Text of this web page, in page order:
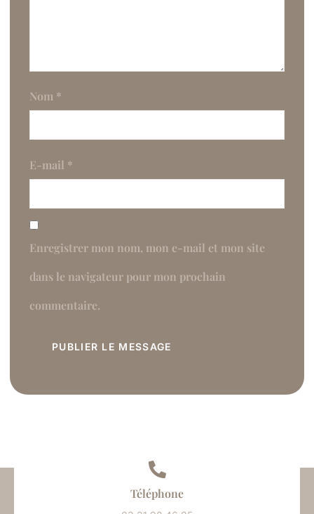
Nom *
E-mail *
Enregistrer mon nom, mon e-mail et mon site
dans le navigateur pour mon prochain
commentaire.
Téléphone